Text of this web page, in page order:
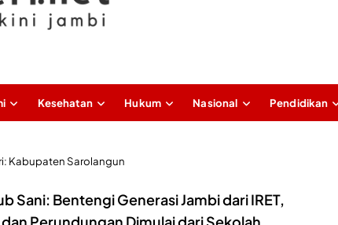
Kesehatan Hukum Nasional Pendidikan
Kabupaten Sarolangun
Sani: Bentengi Generasi Jambi dari IRET,